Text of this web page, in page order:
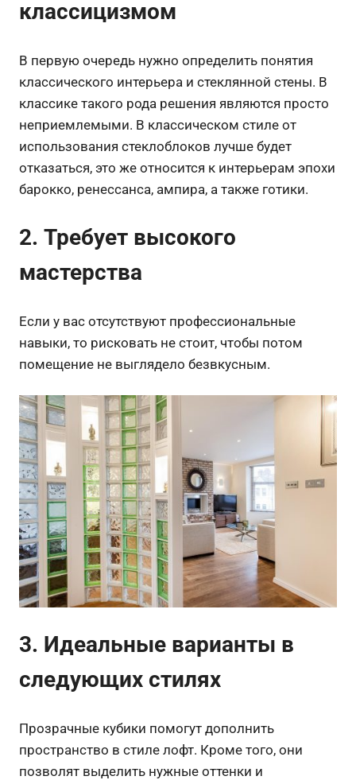
классицизмом
В первую очередь нужно определить понятия
классического интерьера и стеклянной стены. В
классике такого рода решения являются просто
неприемлемыми. В классическом стиле от
использования стеклоблоков лучше будет
отказаться, это же относится к интерьерам эпохи
барокко, ренессанса, ампира, а также готики.
2. Требует высокого
мастерства
Если у вас отсутствуют профессиональные
навыки, то рисковать не стоит, чтобы потом
помещение не выглядело безвкусным.
3. Идеальные варианты в
следующих стилях
Прозрачные кубики помогут дополнить
пространство в стиле лофт. Кроме того, они
позволят выделить нужные оттенки и